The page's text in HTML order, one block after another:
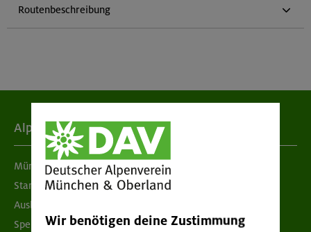
Routenbeschreibung
Alpenverein
München & Oberland
Standorte
Ausbildung & Jobs
SpendenWir benötigen deine Zustimmung